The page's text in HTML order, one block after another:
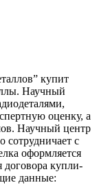
купит
Научный
оценку, а
Научный центр
сотрудничает с
оформляется
купли-
данные: